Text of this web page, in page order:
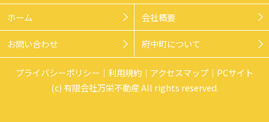
ホーム 会社概要
お問い合わせ 府中町について
プライバシーポリシー 利用規約 アクセスマップ
PCサイト
(c) 有限会社万栄不動産 All rights reserved.